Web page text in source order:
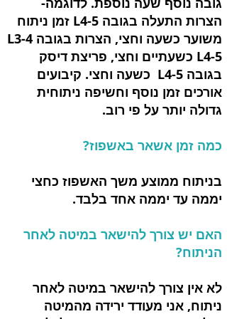
הצרות התעלה בגובה L4-5 זמן ניתוח
משוער כשעה וחצי, הצרות בגובה L3-4
L4-5 כשעתיים וחצי, פריצת דיסק
בגובה L4-5 כשעה וחצי. קיבועים
אורכים זמן נוסף וחשיפה ניתוחית
גדולה יותר על פי רוב.
כמה זמן אשאר באשפוז?
בניתוח ממוצע משך האשפוז כחצי
יממה עד יממה אחד בלבד.
האם יש צורך להישאר במיטה לאחר
הניתוח?
לא אין צורך להישאר במיטה לאחר
ניתוח, אני מעודד ירידה מהמיטה